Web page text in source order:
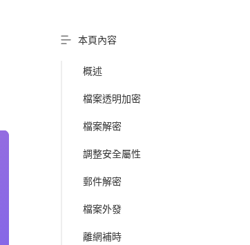
本頁內容
概述
檔案透明加密
檔案解密
調整安全屬性
郵件解密
檔案外發
離網補時